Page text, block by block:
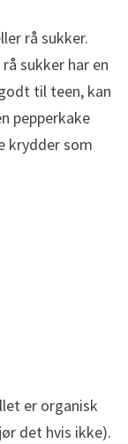
rå sukker.
sukker har en
til teen, kan
pepperkake
krydder som
er organisk
det hvis ikke).